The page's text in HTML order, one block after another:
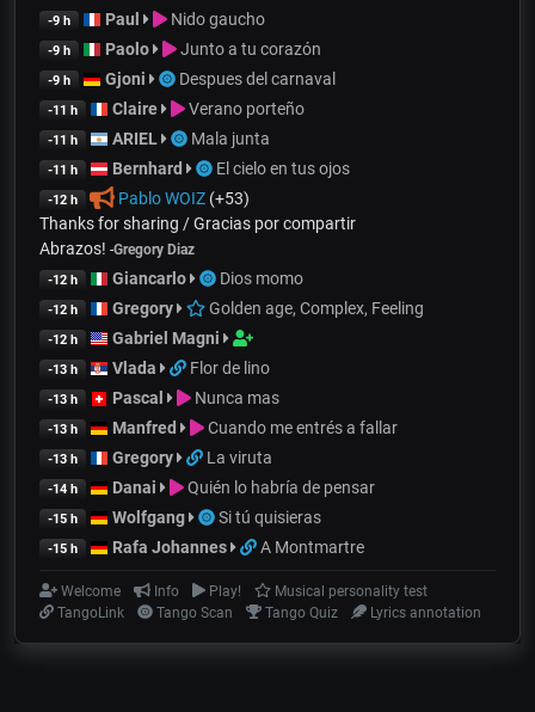
-9 h Paul Nido gaucho
-9 h Paolo Junto a tu corazón
-9 h Gjoni Despues del carnaval
-11 h Claire Verano porteño
-11 h ARIEL Mala junta
-11 h Bernhard El cielo en tus ojos
-12 h Pablo WOIZ(+53)
Thanks for sharing / Gracias por compartir
Abrazos! -Gregory Diaz
-12 h Giancarlo Dios momo
-12 h Gregory Golden age, Complex, Feeling
-12 h Gabriel Magni
-13 h Vlada Flor de lino
-13 h Pascal Nunca mas
-13 h Manfred Cuando me entrés a fallar
-13 h Gregory La viruta
-14 h Danai Quién lo habría de pensar
-15 h Wolfgang Si tú quisieras
-15 h Rafa Johannes A Montmartre
Welcome Info Play!
Musical personality test
TangoLink
Tango Scan Tango Quiz Lyrics annotation